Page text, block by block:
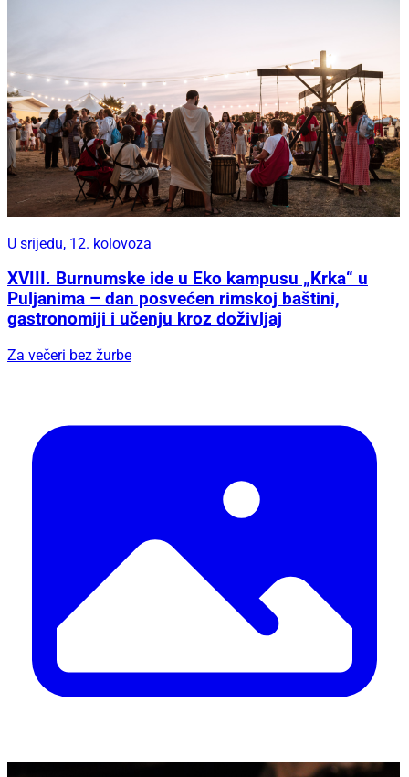
U srijedu, 12. kolovoza
XVIII. Burnumske ide u Eko kampusu „Krka“ u
Puljanima – dan posvećen rimskoj baštini,
gastronomiji i učenju kroz doživljaj
Za večeri bez žurbe